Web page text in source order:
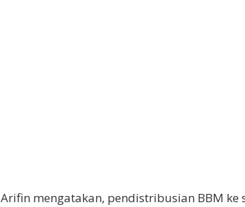
Arifin mengatakan, pendistribusian BBM ke